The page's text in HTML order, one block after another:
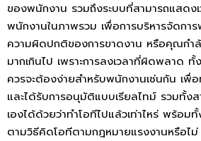
ของพนักงาน รวมถึงระบบที่สามารถแสดง
พนักงานในภาพรวม เพื่อการบริหารจัดกา
ความผิดปกติของการขาดงาน หรือคุณกำ
มากเกินไป เพราะการลงเวลาที่ผิดพลาด ทั้
ควรจะต้องง่ายสำหรับพนักงานเช่นกัน เพื่
และได้รับการอนุมัติแบบเรียลไทม์ รวมทั้ง
เองได้ด้วยว่าทำโอทีไปแล้วเท่าไหร่ พร้อม
ตามวิธีคิดโอทีตามกฎหมายแรงงานหรือไม่